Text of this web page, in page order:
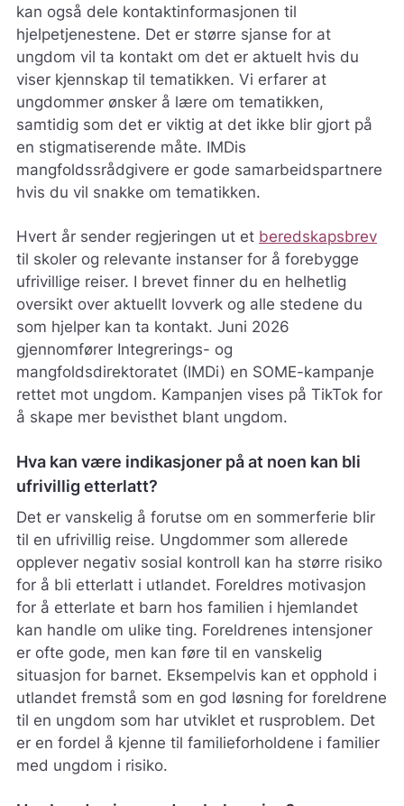
kan også dele kontaktinformasjonen til
hjelpetjenestene. Det er større sjanse for at
ungdom vil ta kontakt om det er aktuelt hvis du
viser kjennskap til tematikken. Vi erfarer at
ungdommer ønsker å lære om tematikken,
samtidig som det er viktig at det ikke blir gjort på
en stigmatiserende måte. IMDis
mangfoldssrådgivere er gode samarbeidspartnere
hvis du vil snakke om tematikken.
Hvert år sender regjeringen ut et beredskapsbrev
til skoler og relevante instanser for å forebygge
ufrivillige reiser. I brevet finner du en helhetlig
oversikt over aktuellt lovverk og alle stedene du
som hjelper kan ta kontakt. Juni 2026
gjennomfører Integrerings- og
mangfoldsdirektoratet (IMDi) en SOME-kampanje
rettet mot ungdom. Kampanjen vises på TikTok for
å skape mer bevisthet blant ungdom.
Hva kan være indikasjoner på at noen kan bli
ufrivillig etterlatt?
Det er vanskelig å forutse om en sommerferie blir
til en ufrivillig reise. Ungdommer som allerede
opplever negativ sosial kontroll kan ha større risiko
for å bli etterlatt i utlandet. Foreldres motivasjon
for å etterlate et barn hos familien i hjemlandet
kan handle om ulike ting. Foreldrenes intensjoner
er ofte gode, men kan føre til en vanskelig
situasjon for barnet. Eksempelvis kan et opphold i
utlandet fremstå som en god løsning for foreldrene
til en ungdom som har utviklet et rusproblem. Det
er en fordel å kjenne til familieforholdene i familier
med ungdom i risiko.